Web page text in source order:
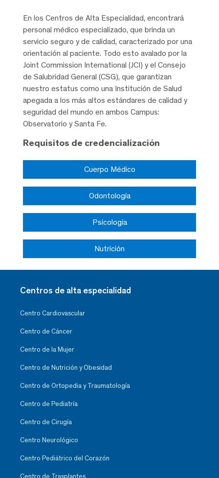
En los Centros de Alta Especialidad, encontrará
personal médico especializado, que brinda un
servicio seguro y de calidad, caracterizado por una
orientación al paciente. Todo esto avalado por la
Joint Commission International (JCI) y el Consejo
de Salubridad General (CSG), que garantizan
nuestro estatus como una Institución de Salud
apegada a los más altos estándares de calidad y
seguridad del mundo en ambos Campus:
Observatorio y Santa Fe.
Requisitos de credencialización
Cuerpo Médico
Odontología
Psicología
Nutrición
Centros de alta especialidad
Centro Cardiovascular
Centro de Cáncer
Centro de la Mujer
Centro de Nutrición y Obesidad
Centro de Ortopedia y Traumatología
Centro de Pediatría
Centro de Cirugía
Centro Neurológico
Centro Pediátrico del Corazón